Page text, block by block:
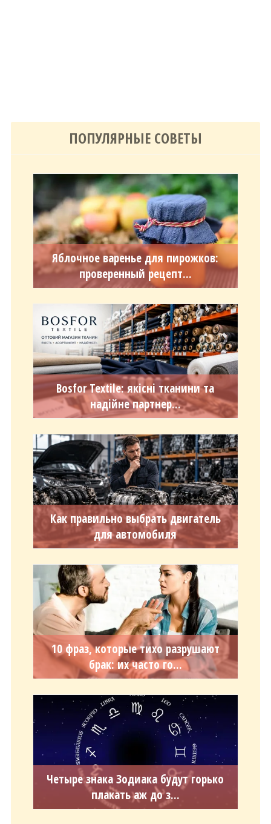
ПОПУЛЯРНЫЕ СОВЕТЫ
Яблочное варенье для пирожков:
проверенный рецепт...
Bosfor Textile: якісні тканини та
надійне партнер...
Как правильно выбрать двигатель
для автомобиля
10 фраз, которые тихо разрушают
брак: их часто го...
Четыре знака Зодиака будут горько
плакать аж до з...